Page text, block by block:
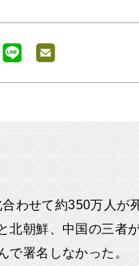
わせて約350万人が
北朝鮮、中国の三者
で署名しなかった。